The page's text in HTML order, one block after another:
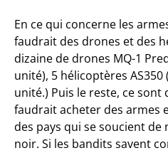
En ce qui concerne les
faudrait des drones et des
dizaine de drones MQ-1
unité), 5 hélicoptères
unité.) Puis le reste, ce sont
faudrait acheter des armes
des pays qui se soucient
noir. Si les bandits savent